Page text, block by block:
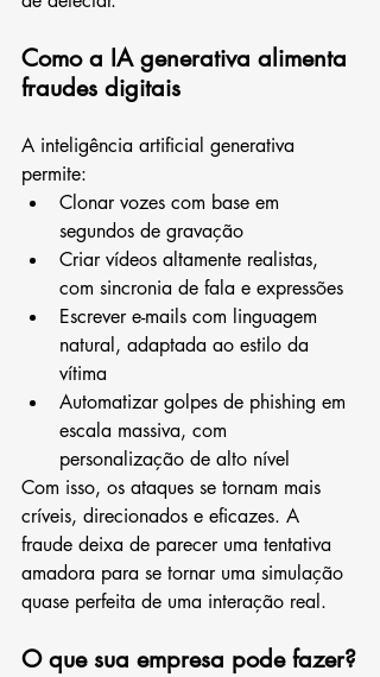
Como a IA generativa alimenta
fraudes digitais
A inteligência artificial generativa
permite:
Clonar vozes com base em
segundos de gravação
Criar vídeos altamente realistas,
com sincronia de fala e expressões
Escrever e-mails com linguagem
natural, adaptada ao estilo da
vítima
Automatizar golpes de phishing em
escala massiva, com
personalização de alto nível
Com isso, os ataques se tornam mais
críveis, direcionados e eficazes. A
fraude deixa de parecer uma tentativa
amadora para se tornar uma simulação
quase perfeita de uma interação real.
O que sua empresa pode fazer?